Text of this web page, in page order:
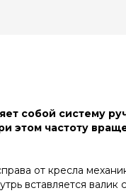
собой систему
этом частоту
от кресла
вставляется